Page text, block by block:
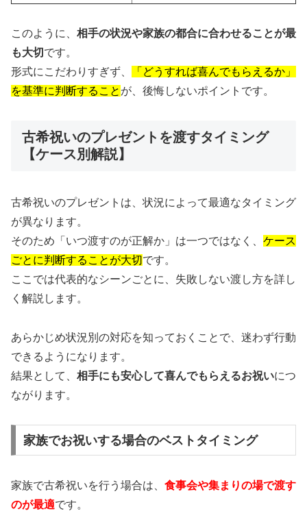
このように、 相手の状況や家族の都合に合わせることが最
も大切 です。
形式にこだわりすぎず、
「どうすれば喜んでもらえるか」
を基準に判断すること が、後悔しないポイントです。
古希祝いのプレゼントを渡すタイミング
【ケース別解説】
古希祝いのプレゼントは、状況によって最適なタイミング
が異なります。
そのため「いつ渡すのが正解か」は一つではなく、 ケース
ごとに判断することが大切です。
ここでは代表的なシーンごとに、失敗しない渡し方を詳し
く解説します。
あらかじめ状況別の対応を知っておくことで、迷わず行動
できるようになります。
結果として、 相手にも安心して喜んでもらえるお祝いにつ
ながります。
家族でお祝いする場合のベストタイミング
家族で古希祝いを行う場合は、 食事会や集まりの場で渡す
のが最適です。